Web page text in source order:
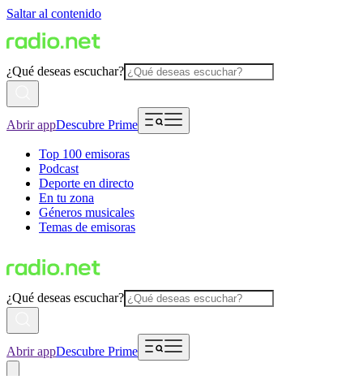
Saltar al contenido
¿Qué deseas escuchar?
Abrir appDescubre Prime
Top 100 emisoras
Podcast
Deporte en directo
En tu zona
Géneros musicales
Temas de emisoras
¿Qué deseas escuchar?
Abrir appDescubre Prime